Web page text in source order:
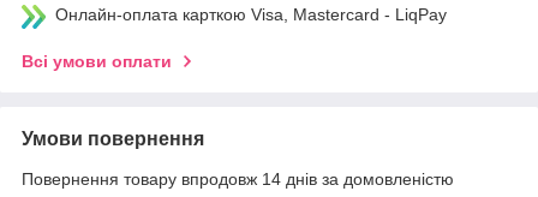
Онлайн-оплата карткою Visa, Mastercard - LiqPay
Всі умови оплати
Умови повернення
Повернення товару впродовж 14 днів за домовленістю